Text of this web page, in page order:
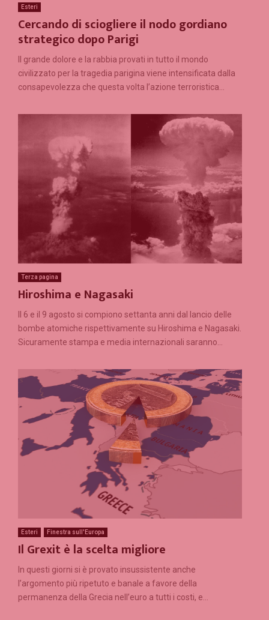
Esteri
Cercando di sciogliere il nodo gordiano
strategico dopo Parigi
Il grande dolore e la rabbia provati in tutto il mondo
civilizzato per la tragedia parigina viene intensificata dalla
consapevolezza che questa volta l’azione terroristica...
Terza pagina
Hiroshima e Nagasaki
Il 6 e il 9 agosto si compiono settanta anni dal lancio delle
bombe atomiche rispettivamente su Hiroshima e Nagasaki.
Sicuramente stampa e media internazionali saranno...
Esteri Finestra sull'Europa
Il Grexit è la scelta migliore
In questi giorni si è provato insussistente anche
l’argomento più ripetuto e banale a favore della
permanenza della Grecia nell’euro a tutti i costi, e...